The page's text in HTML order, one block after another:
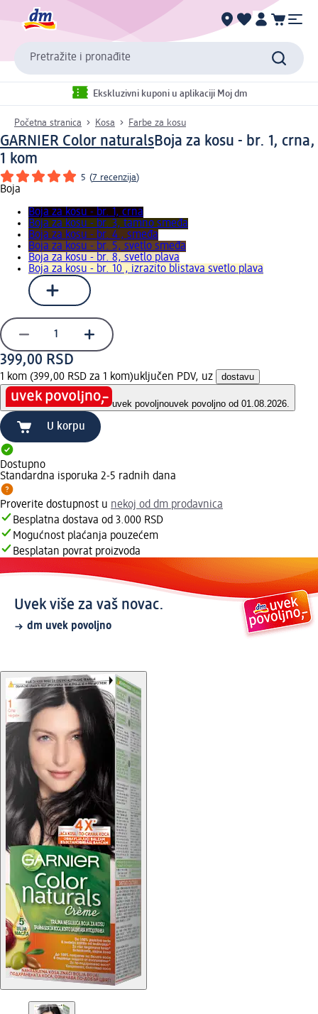
Pretražite i pronađite
Ekskluzivni kuponi u aplikaciji Moj dm
Početna stranica Kosa Farbe za kosu
GARNIER Color naturalsBoja za kosu - br. 1, crna,
1 kom
5 (7 recenzija)
Boja
Boja za kosu - br. 1, crna
Boja za kosu - br. 3, tamno smeđa
Boja za kosu - br. 4 , smeđa
Boja za kosu - br. 5, svetlo smeđa
Boja za kosu - br. 8, svetlo plava
Boja za kosu - br. 10 , izrazito blistava svetlo plava
399,00 RSD
1 kom (399,00 RSD za 1 kom)uključen PDV, uz dostavu
uvek povoljnouvek povoljno od 01.08.2026.
U korpu
Dostupno
Standardna isporuka 2-5 radnih dana
Proverite dostupnost u nekoj od dm prodavnica
Besplatna dostava od 3.000 RSD
Mogućnost plaćanja pouzećem
Besplatan povrat proizvoda
Uvek više za vaš novac.
dm uvek povoljno